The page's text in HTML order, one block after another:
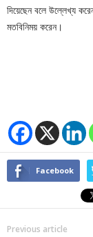
দিয়েছেন বলে উল্লেখ্য
মতবিনিময় করেন।
Facebook
Previous article